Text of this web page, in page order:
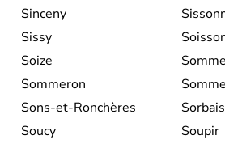
Sinceny
Sissy
Soize
Sommeron
Sons-et-Ronchères
Sorbais
Soucy
Soupir